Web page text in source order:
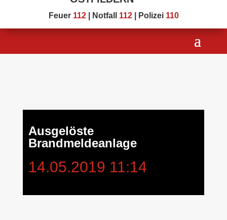
Feuer 112| Notfall 112| Polizei 110
Ausgelöste
Brandmeldeanlage
14.05.2019 11:14